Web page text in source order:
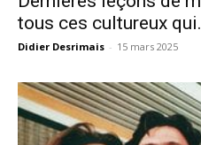
tous ces cultureux
Didier Desrimais - 15 mars 2025